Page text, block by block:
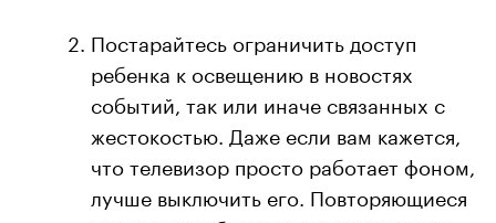
Постарайтесь ограничить доступ
ребенка к освещению в новостях
событий, так или иначе связанных с
жестокостью. Даже если вам кажется,
что телевизор просто работает фоном,
лучше выключить его. Повторяющиеся